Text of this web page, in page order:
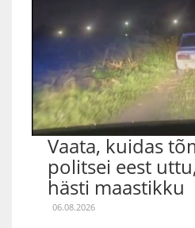
Vaata, kuidas
politsei eest
hästi maastikku
06.08.2026